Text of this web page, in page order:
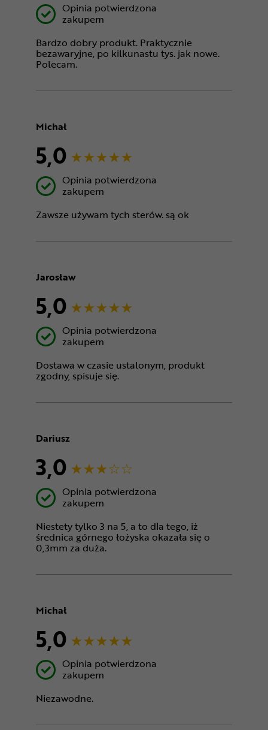
Opinia potwierdzona
zakupem
Bardzo dobry produkt. Praktycznie
bezawaryjne, po kilkunastu tys. jak nowe.
Polecam.
Michał
5,0
Opinia potwierdzona
zakupem
Zawsze używam tych sterów. są ok
Jarosław
5,0
Opinia potwierdzona
zakupem
Dostawa w czasie ustalonym, produkt
zgodny, spisuje się.
Dariusz
3,0
Opinia potwierdzona
zakupem
Niestety tylko 3 na 5, a to dla tego, iż
średnica górnego łożyska okazała się o
0,3mm za duża.
Michał
5,0
Opinia potwierdzona
zakupem
Niezawodne.